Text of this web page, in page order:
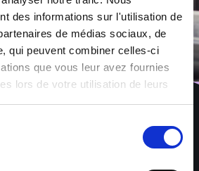
des informations sur l'utilisation de
de médias sociaux, de
qui peuvent combiner celles-ci
que vous leur avez fournies
lors de votre utilisation de leurs